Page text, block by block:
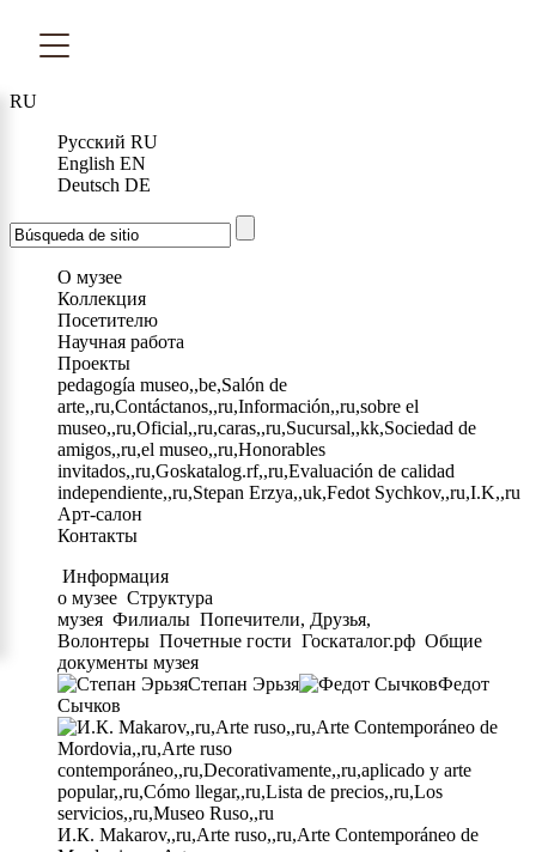
RU
Русский RU
English EN
Deutsch DE
О музее
Коллекция
Посетителю
Научная работа
Проекты
pedagogía museo,,be,Salón de
arte,,ru,Contáctanos,,ru,Información,,ru,sobre el
museo,,ru,Oficial,,ru,caras,,ru,Sucursal,,kk,Sociedad de
amigos,,ru,el museo,,ru,Honorables
invitados,,ru,Goskatalog.rf,,ru,Evaluación de calidad
independiente,,ru,Stepan Erzya,,uk,Fedot Sychkov,,ru,I.K,,ru
Арт-салон
Контакты
Информация
о музее Структура
музея Филиалы Попечители, Друзья,
Волонтеры Почетные гости Госкаталог.рф Общие
документы музея
Степан Эрьзя
Федот
Сычков
И.К. Makarov,,ru,Arte ruso,,ru,Arte Contemporáneo de